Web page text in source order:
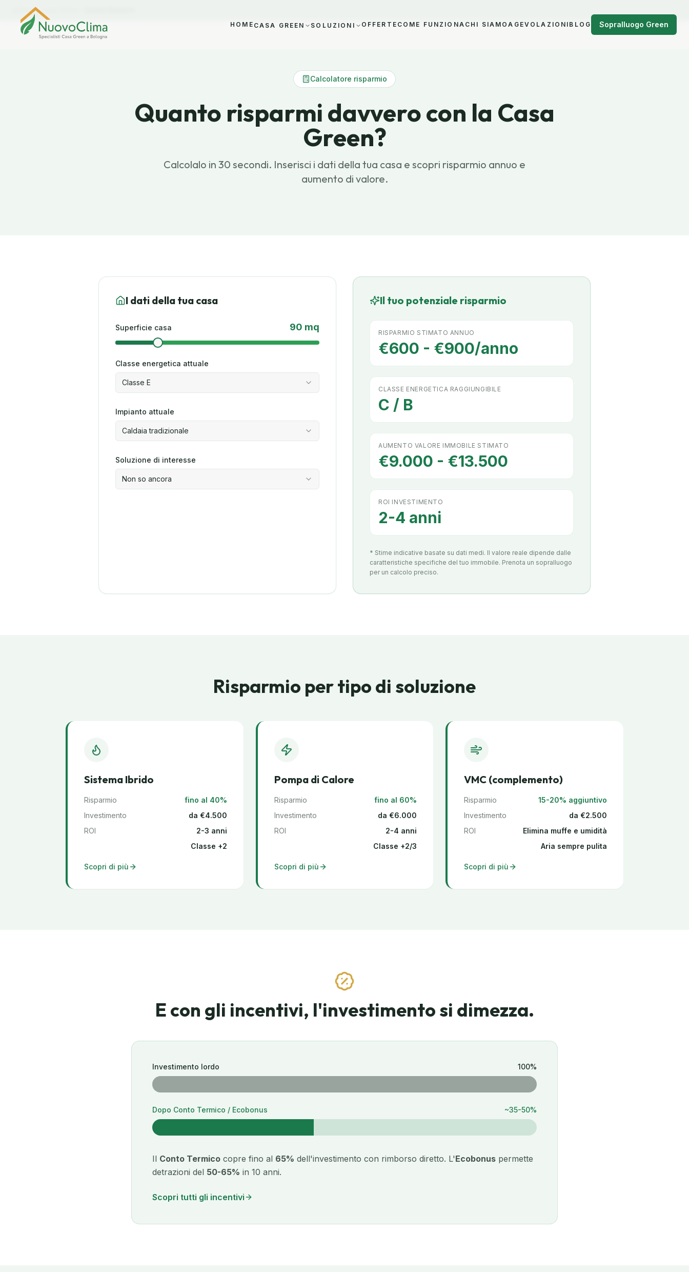
HOME CASA GREEN SOLUZIONI OFFERTE COME FUNZIONA CHI SIAMOAGEVOLAZIONI BLOG Sopralluogo Green
Home
Calcolatore risparmio
Quanto risparmi davvero con la Casa
Green?
Calcolalo in 30 secondi. Inserisci i dati della tua casa e scopri risparmio annuo e
aumento di valore.
I dati della tua casa
Superficie casa 90 mq
Classe energetica attuale
Classe E
Impianto attuale
Caldaia tradizionale
Soluzione di interesse
Non so ancora
Il tuo potenziale risparmio
RISPARMIO STIMATO ANNUO
€600 - €900/anno
CLASSE ENERGETICA RAGGIUNGIBILE
C / B
AUMENTO VALORE IMMOBILE STIMATO
€9.000 - €13.500
ROI INVESTIMENTO
2-4 anni
* Stime indicative basate su dati medi. Il valore reale dipende dalle
caratteristiche specifiche del tuo immobile. Prenota un sopralluogo
per un calcolo preciso.
Risparmio per tipo di soluzione
Sistema Ibrido
Risparmio
fino al 40%
Investimento
da €4.500
ROI
2-3 anni
Classe +2
Scopri di più
Pompa di Calore
Risparmio
fino al 60%
Investimento
da €6.000
ROI
2-4 anni
Classe +2/3
Scopri di più
VMC (complemento)
Risparmio
15-20% aggiuntivo
Investimento
da €2.500
ROI
Elimina muffe e umidità
Aria sempre pulita
Scopri di più
E con gli incentivi, l'investimento si dimezza.
Investimento lordo 100%
Dopo Conto Termico / Ecobonus ~35-50%
Il Conto Termico copre fino al 65% dell'investimento con rimborso diretto. L'Ecobonus permette
detrazioni del 50-65% in 10 anni.
Scopri tutti gli incentivi